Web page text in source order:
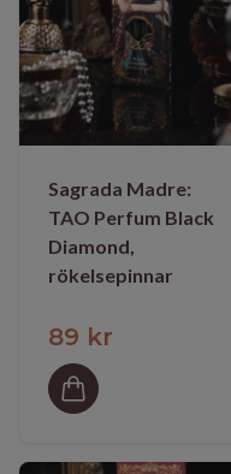
Sagrada Madre:
TAO Perfum Black
Diamond,
rökelsepinnar
89 kr